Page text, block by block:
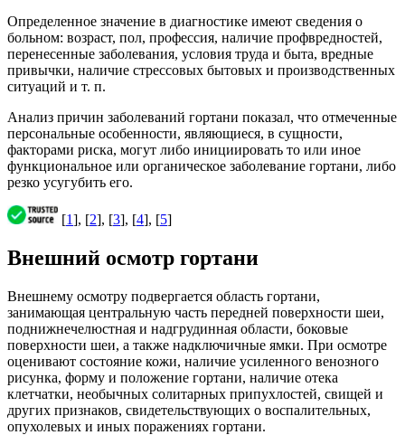
Определенное значение в диагностике имеют сведения о
больном: возраст, пол, профессия, наличие профвредностей,
перенесенные заболевания, условия труда и быта, вредные
привычки, наличие стрессовых бытовых и производственных
ситуаций и т. п.
Анализ причин заболеваний гортани показал, что отмеченные
персональные особенности, являющиеся, в сущности,
факторами риска, могут либо инициировать то или иное
функциональное или органическое заболевание гортани, либо
резко усугубить его.
[1], [2], [3], [4], [5]
Внешний осмотр гортани
Внешнему осмотру подвергается область гортани,
занимающая центральную часть передней поверхности шеи,
поднижнечелюстная и надгрудинная области, боковые
поверхности шеи, а также надключичные ямки. При осмотре
оценивают состояние кожи, наличие усиленного венозного
рисунка, форму и положение гортани, наличие отека
клетчатки, необычных солитарных припухлостей, свищей и
других признаков, свидетельствующих о воспалительных,
опухолевых и иных поражениях гортани.